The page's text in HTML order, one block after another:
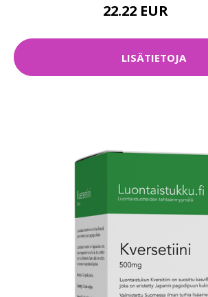
22.22 EUR
LISÄTIETOJA